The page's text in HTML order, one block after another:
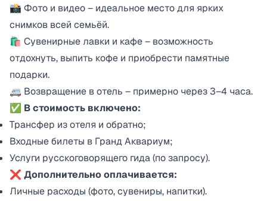
📸 Фото и видео – идеальное место для ярких
снимков всей семьёй.
🛍️ Сувенирные лавки и кафе – возможность
отдохнуть, выпить кофе и приобрести памятные
подарки.
🚐 Возвращение в отель – примерно через 3–4 часа.
✅ В стоимость включено:
Трансфер из отеля и обратно;
Входные билеты в Гранд Аквариум;
Услуги русскоговорящего гида (по запросу).
❌ Дополнительно оплачивается:
Личные расходы (фото, сувениры, напитки).